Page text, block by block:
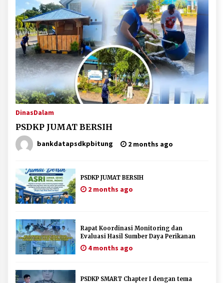
DinasDalam
PSDKP JUMAT BERSIH
bankdatapsdkpbitung 2 months ago
PSDKP JUMAT BERSIH
2 months ago
Rapat Koordinasi Monitoring dan
Evaluasi Hasil Sumber Daya Perikanan
4 months ago
PSDKP SMART Chapter I dengan tema